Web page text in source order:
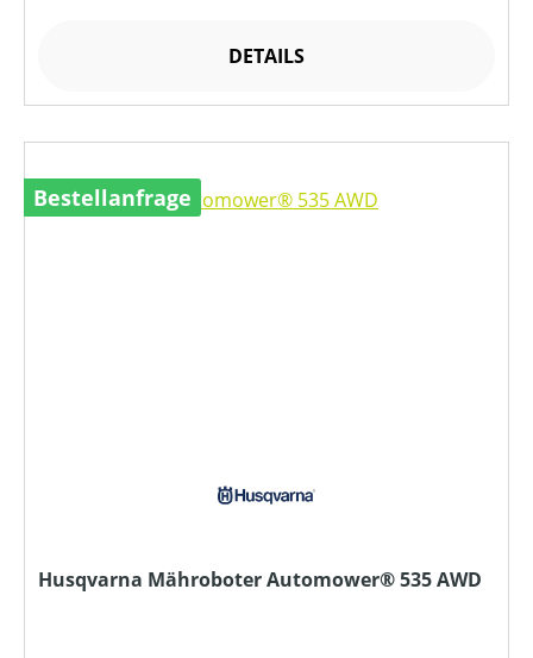
DETAILS
Bestellanfrage
Husqvarna Mähroboter Automower® 535 AWD